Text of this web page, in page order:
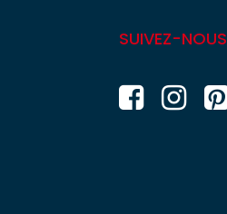
SUIVEZ-NOUS